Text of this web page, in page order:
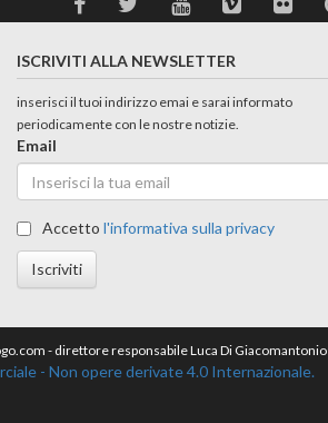
ISCRIVITI ALLA NEWSLETTER
inserisci il tuoi indirizzo emai e sarai informato
periodicamente con le nostre notizie.
Email
Accettol'informativa sulla privacy
Iscriviti
- direttore responsabile Luca Di Giacomantonio
- Non opere derivate 4.0 Internazionale.